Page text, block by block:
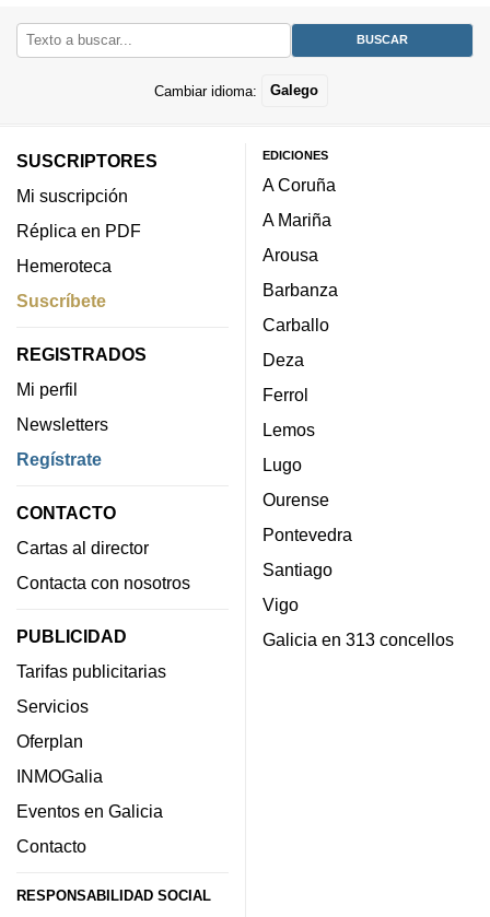
Cambiar idioma: Galego
SUSCRIPTORES
Mi suscripción
Réplica en PDF
Hemeroteca
Suscríbete
REGISTRADOS
Mi perfil
Newsletters
Regístrate
CONTACTO
Cartas al director
Contacta con nosotros
PUBLICIDAD
Tarifas publicitarias
Servicios
Oferplan
INMOGalia
Eventos en Galicia
Contacto
RESPONSABILIDAD SOCIAL
EDICIONES
A Coruña
A Mariña
Arousa
Barbanza
Carballo
Deza
Ferrol
Lemos
Lugo
Ourense
Pontevedra
Santiago
Vigo
Galicia en 313 concellos